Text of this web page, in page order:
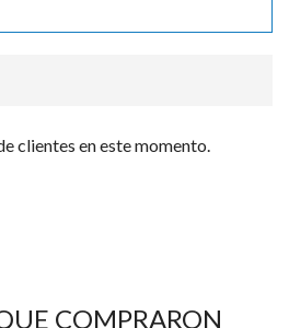
clientes en este momento.
COMPRARON